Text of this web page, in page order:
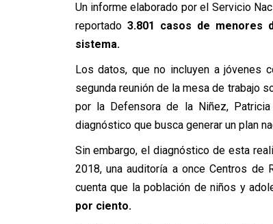
Un informe elaborado por el Servicio
reportado3.801 casos de menores
sistema.
Los datos, que no incluyen a jóvenes
segunda reunión de la mesa de trabajo
por la Defensora de la Niñez,
diagnóstico que busca generar un plan
Sin embargo, el diagnóstico de esta
2018, una auditoría a once Centros de
cuenta que la población de niños y
por ciento.